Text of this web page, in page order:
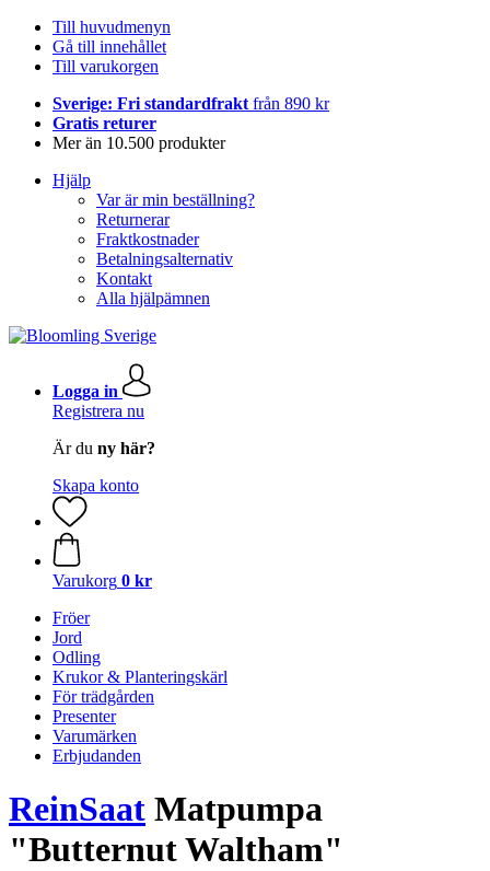
Till huvudmenyn
Gå till innehållet
Till varukorgen
Sverige: Fri standardfrakt från 890 kr
Gratis returer
Mer än 10.500 produkter
Hjälp
Var är min beställning?
Returnerar
Fraktkostnader
Betalningsalternativ
Kontakt
Alla hjälpämnen
Logga in
Registrera nu
Är du ny här?
Skapa konto
Varukorg 0 kr
Fröer
Jord
Odling
Krukor & Planteringskärl
För trädgården
Presenter
Varumärken
Erbjudanden
ReinSaat Matpumpa
"Butternut Waltham"